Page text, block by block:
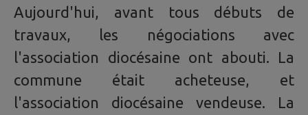
Aujourd'hui, avant tous débuts de
travaux, les négociations avec
l'association diocésaine ont abouti. La
commune était acheteuse, et
l'association diocésaine vendeuse. La